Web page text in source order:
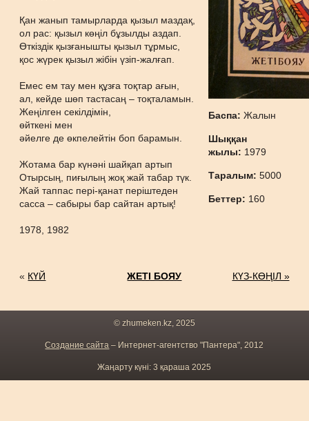
Қан жанып тамырларда қызыл маздақ,
ол рас: қызыл көңіл бұзылды аздап.
Өткіздік қызғанышты қызыл тұрмыс,
қос жүрек қызыл жібін үзіп-жалғап.
Емес ем тау мен құзға тоқтар ағын,
ал, кейде шөп тастасаң – тоқталамын.
Жеңілген секілдімін,
өйткені мен
әйелге де өкпелейтін боп барамын.
Жотама бар күнәні шайқап артып
Отырсың, пиғылың жоқ жай табар түк.
Жай таппас пері-қанат періштеден
сасса – сабыры бар сайтан артық!
1978, 1982
Баспа:Жалын
Шыққан
жылы: 1979
Таралым:5000
Беттер: 160
« КҮЙ ЖЕТІ БОЯУ КҮЗ-КӨҢІЛ »
© zhumeken.kz, 2025
Создание сайта – Интернет-агентство "Пантера", 2012
Жаңарту күні: 3 қараша 2025